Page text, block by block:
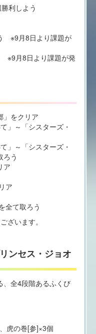
利しよう
※9月8日より課題が
※9月8日より課題が発
」をクリア
」～「シスターズ・
」～「シスターズ・
ろう
ア
ア
全て取ろう
ざいます。
ンセス・ジョオ
、全4段階あるふくび
虎の巻[参]×3個